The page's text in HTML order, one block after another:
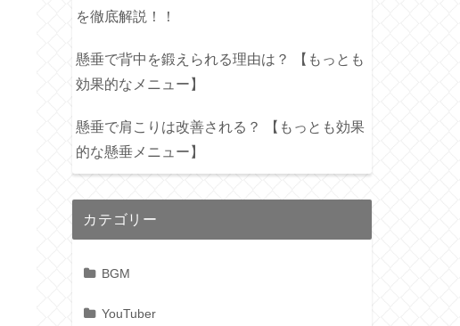
を徹底解説！！
懸垂で背中を鍛えられる理由は？ 【もっとも
効果的なメニュー】
懸垂で肩こりは改善される？ 【もっとも効果
的な懸垂メニュー】
カテゴリー
BGM
YouTuber